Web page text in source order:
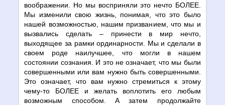
воображении. Но мы восприняли это нечто БОЛЕЕ.
Мы изменили свою жизнь, понимая, что это было
нашей возможностью, нашим призванием, что мы и
вызвались сделать – принести в мир нечто,
выходящее за рамки ординарности. Мы и сделали в
своем роде наилучшее, что могли в нашем
состоянии сознания. И это не означает, что мы были
совершенными или вам нужно быть совершенными.
Это означает, что вам нужно стремиться к этому
чему-то БОЛЕЕ и желать воплотить его любым
возможным способом. А затем продолжайте